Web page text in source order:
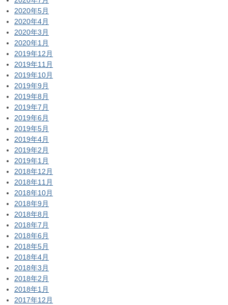
2020年5月
2020年4月
2020年3月
2020年1月
2019年12月
2019年11月
2019年10月
2019年9月
2019年8月
2019年7月
2019年6月
2019年5月
2019年4月
2019年2月
2019年1月
2018年12月
2018年11月
2018年10月
2018年9月
2018年8月
2018年7月
2018年6月
2018年5月
2018年4月
2018年3月
2018年2月
2018年1月
2017年12月